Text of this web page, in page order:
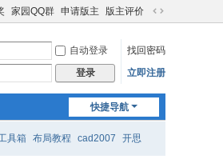
家园QQ群 申请版主 版主评价
切
到
宽
自动登录
找回密码
登录 立即注册
快捷导航
具箱 布局教程 cad2007 开思